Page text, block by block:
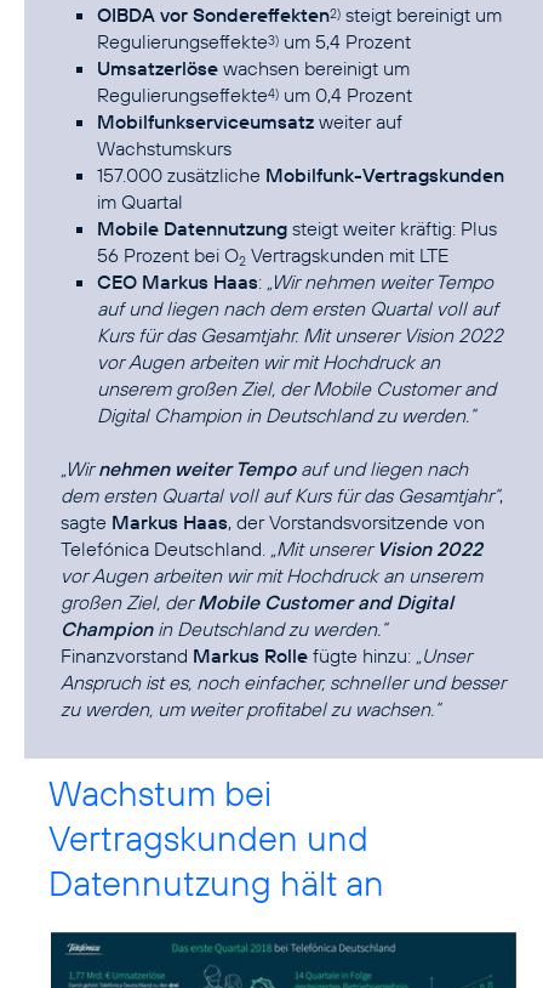
OIBDA vor Sondereffekten2) steigt bereinigt um
Regulierungseffekte3) um 5,4 Prozent
Umsatzerlöse wachsen bereinigt um
Regulierungseffekte4) um 0,4 Prozent
Mobilfunkserviceumsatz weiter auf
Wachstumskurs
157.000 zusätzliche Mobilfunk-Vertragskunden
im Quartal
Mobile Datennutzung steigt weiter kräftig: Plus
56 Prozent bei O2 Vertragskunden mit LTE
CEO Markus Haas: „Wir nehmen weiter Tempo
auf und liegen nach dem ersten Quartal voll auf
Kurs für das Gesamtjahr. Mit unserer Vision 2022
vor Augen arbeiten wir mit Hochdruck an
unserem großen Ziel, der Mobile Customer and
Digital Champion in Deutschland zu werden.“
„Wirnehmen weiter Tempoauf und liegen nach
dem ersten Quartal voll auf Kurs für das Gesamtjahr“,
sagte Markus Haas, der Vorstandsvorsitzende von
Telefónica Deutschland. „Mit unserer Vision 2022
vor Augen arbeiten wir mit Hochdruck an unserem
großen Ziel, derMobile Customer and Digital
Championin Deutschland zu werden.“
Finanzvorstand Markus Rolle fügte hinzu: „Unser
Anspruch ist es, noch einfacher, schneller und besser
zu werden, um weiter profitabel zu wachsen.“
Wachstum bei
Vertragskunden und
Datennutzung hält an